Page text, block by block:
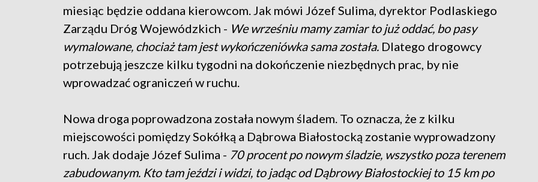
miesiąc będzie oddana kierowcom. Jak mówi Józef Sulima, dyrektor Podlaskiego
Zarządu Dróg Wojewódzkich - We wrześniu mamy zamiar to już oddać, bo pasy
wymalowane, chociaż tam jest wykończeniówka sama została. Dlatego drogowcy
potrzebują jeszcze kilku tygodni na dokończenie niezbędnych prac, by nie
wprowadzać ograniczeń w ruchu.
Nowa droga poprowadzona została nowym śladem. To oznacza, że z kilku
miejscowości pomiędzy Sokółką a Dąbrowa Białostocką zostanie wyprowadzony
ruch. Jak dodaje Józef Sulima - 70 procent po nowym śladzie, wszystko poza terenem
zabudowanym. Kto tam jeździ i widzi, to jadąc od Dąbrowy Białostockiej to 15 km po